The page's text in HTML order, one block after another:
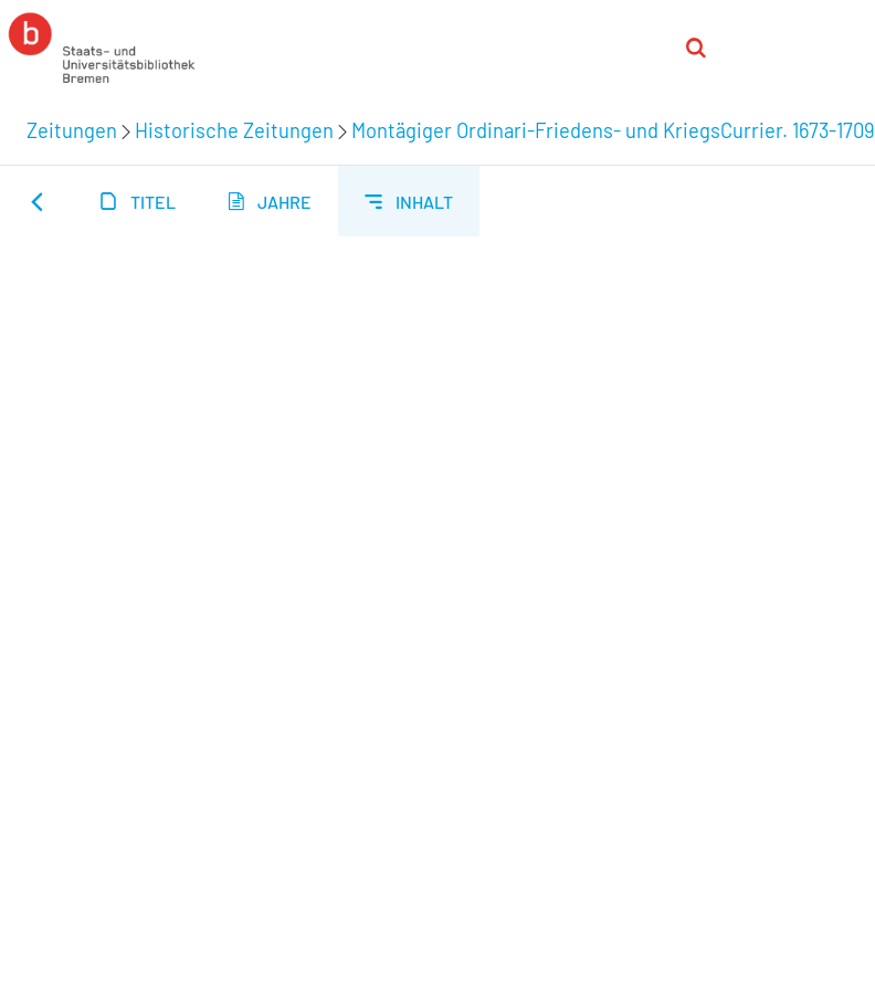
Zeitungen Historische Zeitungen Montägiger Ordinari-Friedens- und KriegsCurrier. 1673-1709
TITEL JAHRE INHALT